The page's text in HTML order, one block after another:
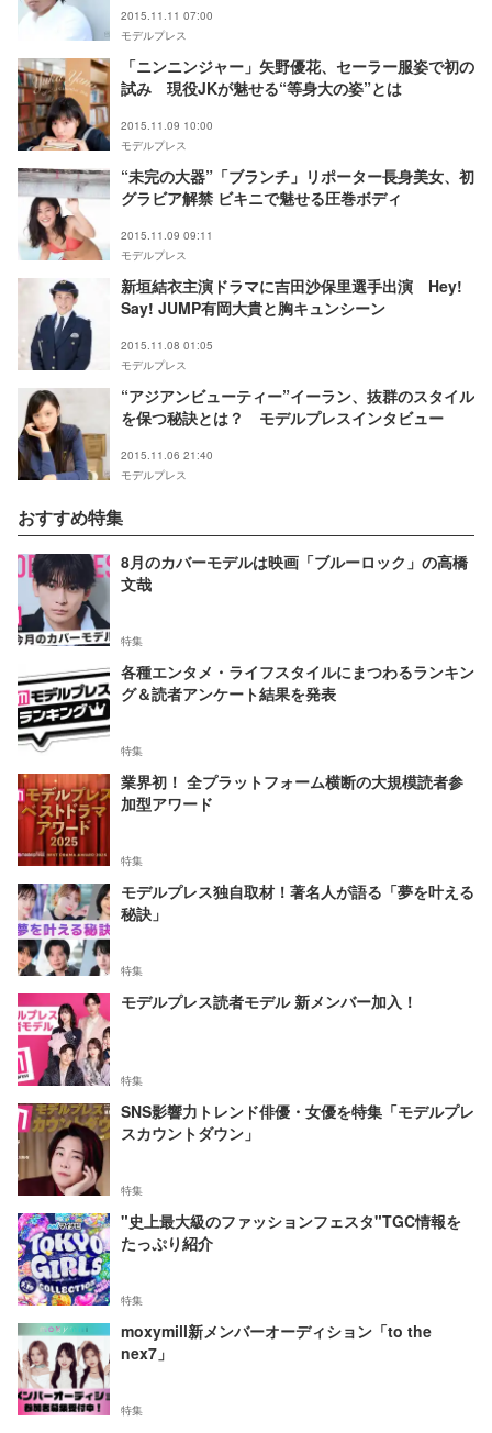
2015.11.11 07:00
モデルプレス
「ニンニンジャー」矢野優花、セーラー服姿で初の
試み 現役JKが魅せる“等身大の姿”とは
2015.11.09 10:00
モデルプレス
“未完の大器”「ブランチ」リポーター長身美女、初
グラビア解禁 ビキニで魅せる圧巻ボディ
2015.11.09 09:11
モデルプレス
新垣結衣主演ドラマに吉田沙保里選手出演 Hey!
Say! JUMP有岡大貴と胸キュンシーン
2015.11.08 01:05
モデルプレス
“アジアンビューティー”イーラン、抜群のスタイル
を保つ秘訣とは？ モデルプレスインタビュー
2015.11.06 21:40
モデルプレス
おすすめ特集
8月のカバーモデルは映画「ブルーロック」の高橋
文哉
特集
各種エンタメ・ライフスタイルにまつわるランキン
グ＆読者アンケート結果を発表
特集
業界初！ 全プラットフォーム横断の大規模読者参
加型アワード
特集
モデルプレス独自取材！著名人が語る「夢を叶える
秘訣」
特集
モデルプレス読者モデル 新メンバー加入！
特集
SNS影響力トレンド俳優・女優を特集「モデルプレ
スカウントダウン」
特集
"史上最大級のファッションフェスタ"TGC情報を
たっぷり紹介
特集
moxymill新メンバーオーディション「to the
nex7」
特集